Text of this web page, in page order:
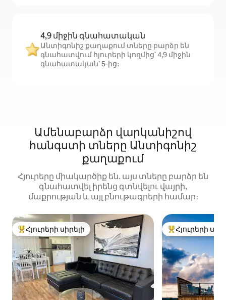
4,9 միջին գնահատական
Անտիգոնիշ քաղաքում տները բարձր են
գնահատվում հյուրերի կողմից՝ 4,9 միջին
գնահատական՝ 5-ից։
Ամենաբարձր վարկանիշով
հանգստի տները Անտիգոնիշ
քաղաքում
Հյուրերը միակարծիք են. այս տները բարձր են
գնահատվել իրենց գտնվելու վայրի,
մաքրության և այլ բնութագրերի համար։
Հյուրերի սիրելի լավագույն տները
Հյուրերի սիրելի Հյուրերի
Հյուրերի